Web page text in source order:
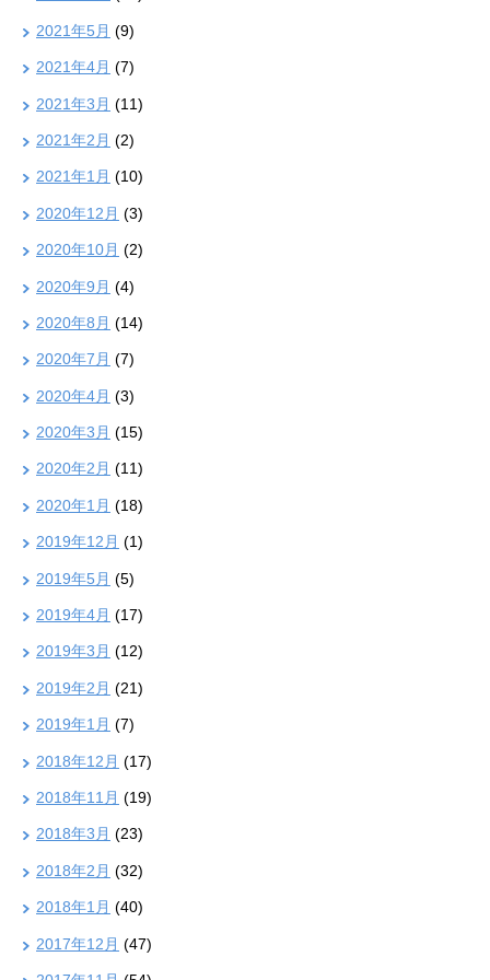
2021年5月 (9)
2021年4月 (7)
2021年3月 (11)
2021年2月 (2)
2021年1月 (10)
2020年12月 (3)
2020年10月 (2)
2020年9月 (4)
2020年8月 (14)
2020年7月 (7)
2020年4月 (3)
2020年3月 (15)
2020年2月 (11)
2020年1月 (18)
2019年12月 (1)
2019年5月 (5)
2019年4月 (17)
2019年3月 (12)
2019年2月 (21)
2019年1月 (7)
2018年12月 (17)
2018年11月 (19)
2018年3月 (23)
2018年2月 (32)
2018年1月 (40)
2017年12月 (47)